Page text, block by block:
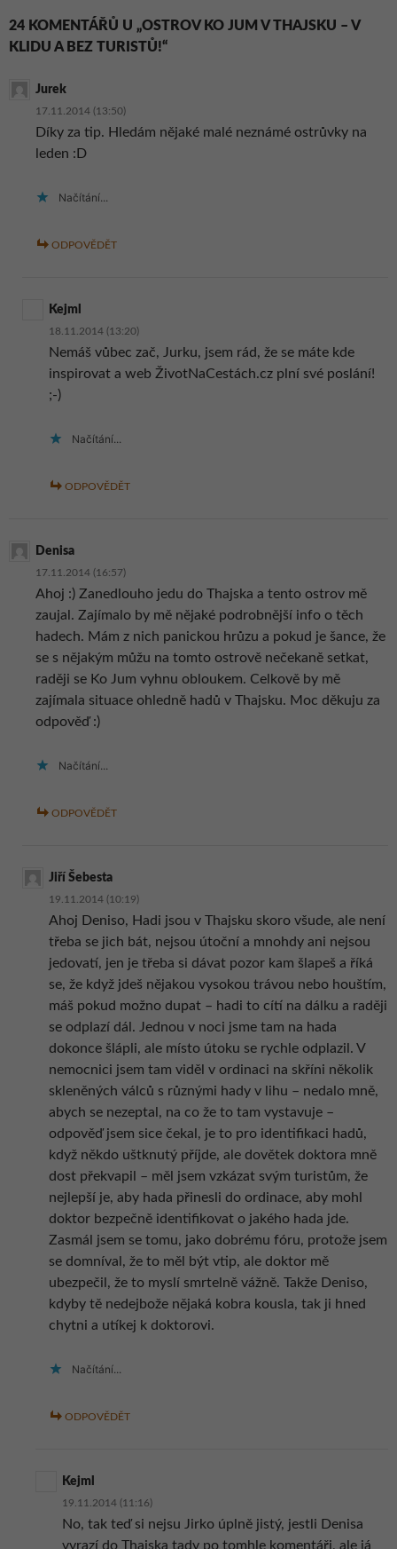
24 KOMENTÁŘŮ U „OSTROV KO JUM V THAJSKU – V
KLIDU A BEZ TURISTŮ!“
Jurek
17.11.2014 (13:50)
Díky za tip. Hledám nějaké malé neznámé ostrůvky na
leden :D
Načítání...
ODPOVĚDĚT
Kejml
18.11.2014 (13:20)
Nemáš vůbec zač, Jurku, jsem rád, že se máte kde
inspirovat a web ŽivotNaCestách.cz plní své poslání!
;-)
Načítání...
ODPOVĚDĚT
Denisa
17.11.2014 (16:57)
Ahoj :) Zanedlouho jedu do Thajska a tento ostrov mě
zaujal. Zajímalo by mě nějaké podrobnější info o těch
hadech. Mám z nich panickou hrůzu a pokud je šance, že
se s nějakým můžu na tomto ostrově nečekaně setkat,
raději se Ko Jum vyhnu obloukem. Celkově by mě
zajímala situace ohledně hadů v Thajsku. Moc děkuju za
odpověď :)
Načítání...
ODPOVĚDĚT
Jiří Šebesta
19.11.2014 (10:19)
Ahoj Deniso, Hadi jsou v Thajsku skoro všude, ale není
třeba se jich bát, nejsou útoční a mnohdy ani nejsou
jedovatí, jen je třeba si dávat pozor kam šlapeš a říká
se, že když jdeš nějakou vysokou trávou nebo houštím,
máš pokud možno dupat – hadi to cítí na dálku a raději
se odplazí dál. Jednou v noci jsme tam na hada
dokonce šlápli, ale místo útoku se rychle odplazil. V
nemocnici jsem tam viděl v ordinaci na skříni několik
skleněných válců s různými hady v lihu – nedalo mně,
abych se nezeptal, na co že to tam vystavuje –
odpověď jsem sice čekal, je to pro identifikaci hadů,
když někdo uštknutý příjde, ale dovětek doktora mně
dost překvapil – měl jsem vzkázat svým turistům, že
nejlepší je, aby hada přinesli do ordinace, aby mohl
doktor bezpečně identifikovat o jakého hada jde.
Zasmál jsem se tomu, jako dobrému fóru, protože jsem
se domníval, že to měl být vtip, ale doktor mě
ubezpečil, že to myslí smrtelně vážně. Takže Deniso,
kdyby tě nedejbože nějaká kobra kousla, tak ji hned
chytni a utíkej k doktorovi.
Načítání...
ODPOVĚDĚT
Kejml
19.11.2014 (11:16)
No, tak teď si nejsu Jirko úplně jistý, jestli Denisa
vyrazí do Thajska tady po tomhle komentáři, ale já